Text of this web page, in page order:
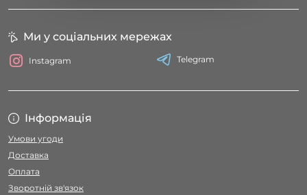
Інформація
Умови угоди
Доставка
Оплата
Зворотній зв'язок
Ми у соціальних мережах
Instagram Telegram